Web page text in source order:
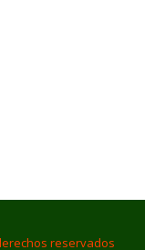
reservados